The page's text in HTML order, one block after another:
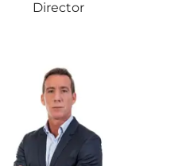
Director